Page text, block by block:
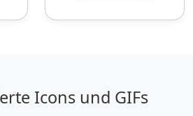
Icons und GIFs